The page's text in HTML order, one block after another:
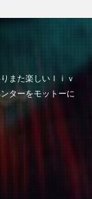
また楽しいｌｉｖ
ターをモットーに